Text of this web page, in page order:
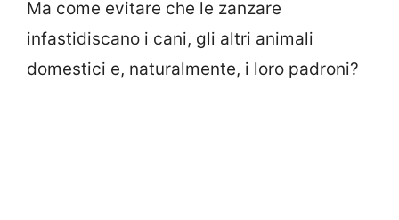
Ma come evitare che le zanzare
infastidiscano i cani, gli altri animali
domestici e, naturalmente, i loro padroni?